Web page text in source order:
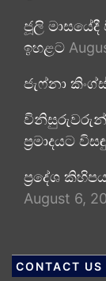
ජූලි මාසයේදී
ඉහළට
ජැෆ්නා
ප්‍රමාදයට
ප්‍රදේශ
August 6,
CONTACT US